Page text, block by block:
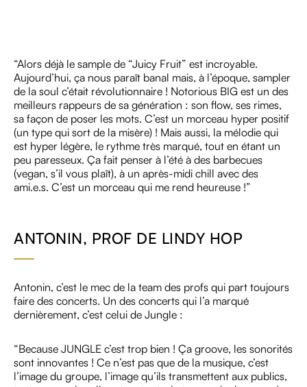
“Alors déjà le sample de “Juicy Fruit” est incroyable.
Aujourd’hui, ça nous paraît banal mais, à l’époque, sampler
de la soul c’était révolutionnaire ! Notorious BIG est un des
meilleurs rappeurs de sa génération : son flow, ses rimes,
sa façon de poser les mots. C’est un morceau hyper positif
(un type qui sort de la misère) ! Mais aussi, la mélodie qui
est hyper légère, le rythme très marqué, tout en étant un
peu paresseux. Ça fait penser à l’été à des barbecues
(vegan, s’il vous plaît), à un après-midi chill avec des
ami.e.s. C’est un morceau qui me rend heureuse !”
ANTONIN, PROF DE LINDY HOP
Antonin, c’est le mec de la team des profs qui part toujours
faire des concerts. Un des concerts qui l’a marqué
dernièrement, c’est celui de Jungle :
“Because JUNGLE c’est trop bien ! Ça groove, les sonorités
sont innovantes ! Ce n’est pas que de la musique, c’est
l’image du groupe, l’image qu’ils transmettent aux publics,